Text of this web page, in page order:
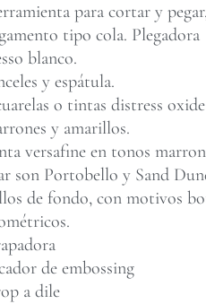
para cortar y
tipo cola. Plegadora
blanco.
y espátula.
o tintas distress
y amarillos.
versafine en tonos
son Portobello y Sand
de fondo, con motivos
de embossing
a dile